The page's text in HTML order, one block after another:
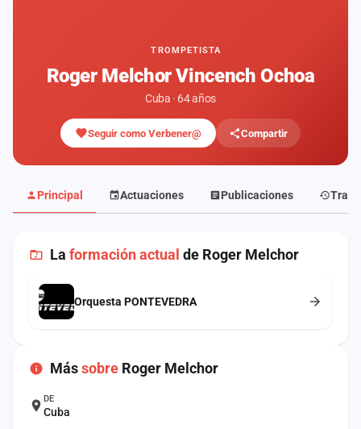
TROMPETISTA
Roger Melchor Vincench Ochoa
Cuba · 64 años
Seguir como Verbener@ Compartir
Principal Actuaciones Publicaciones
La formación actual de Roger Melchor
Orquesta PONTEVEDRA
Mássobre Roger Melchor
DE
Cuba
Agencias
Rankings
Anuncios
sesión
Crear
cuenta
Contacto